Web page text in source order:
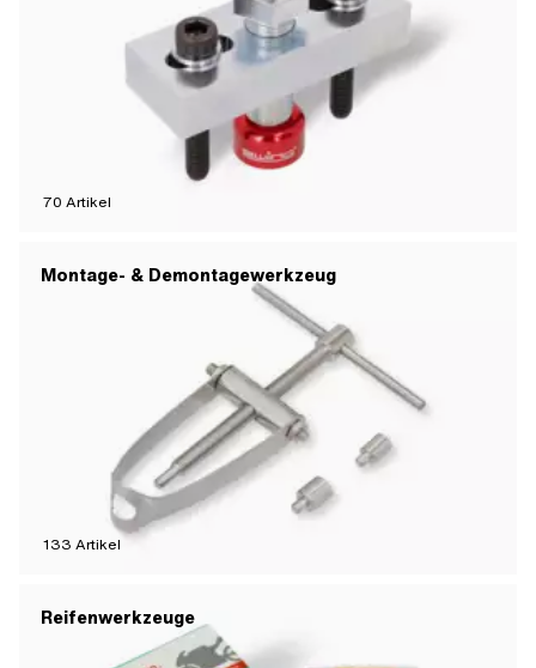
70 Artikel
Montage- & Demontagewerkzeug
133 Artikel
Reifenwerkzeuge